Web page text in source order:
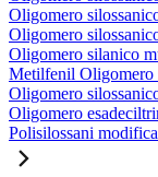
Oligomero
Oligomero
Oligomero silanico
Metilfenil Oligomero
Oligomero
Oligomero
Polisilossani